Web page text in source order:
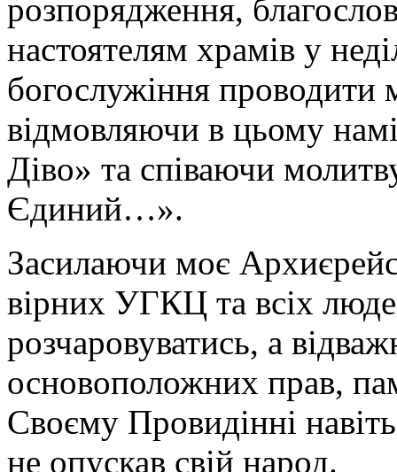
розпорядження,
настоятелям храмів у
богослужіння проводити
відмовляючи в цьому
Діво» та співаючи
Єдиний…».
Засилаючи моє
вірних УГКЦ та всіх
розчаровуватись, а
основоположних прав,
Своєму Провидінні
не опускав свій народ.